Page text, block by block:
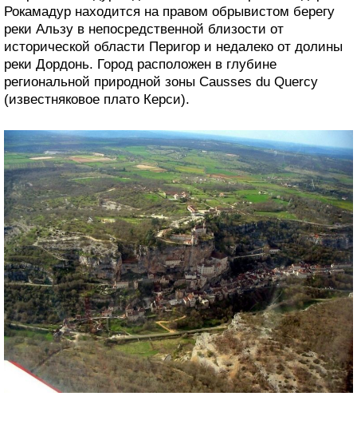
Рокамадур находится на правом обрывистом берегу
реки Альзу в непосредственной близости от
исторической области Перигор и недалеко от долины
реки Дордонь. Город расположен в глубине
региональной природной зоны Causses du Quercy
(известняковое плато Керси).